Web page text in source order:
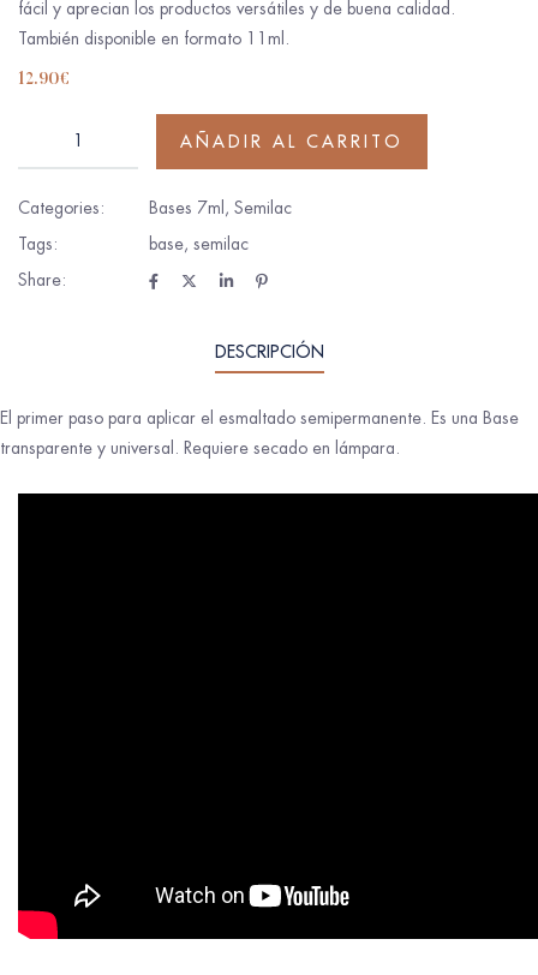
fácil y aprecian los productos versátiles y de buena calidad.
También disponible en formato 11ml.
12.90€
AÑADIR AL CARRITO
Categories: Bases 7ml , Semilac
Tags:
base, semilac
Share:
DESCRIPCIÓN
El primer paso para aplicar el esmaltado semipermanente. Es una Base
transparente y universal. Requiere secado en lámpara.